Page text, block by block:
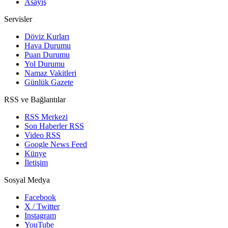
Asayiş
Servisler
Döviz Kurları
Hava Durumu
Puan Durumu
Yol Durumu
Namaz Vakitleri
Günlük Gazete
RSS ve Bağlantılar
RSS Merkezi
Son Haberler RSS
Video RSS
Google News Feed
Künye
İletişim
Sosyal Medya
Facebook
X / Twitter
Instagram
YouTube